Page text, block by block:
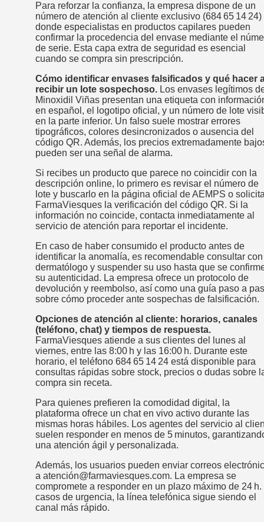
Para reforzar la confianza, la empresa dispone de un
número de atención al cliente exclusivo (684 65 14 24)
donde especialistas en productos capilares pueden
confirmar la procedencia del envase mediante el
de serie. Esta capa extra de seguridad es esencial
cuando se compra sin prescripción.
Cómo identificar envases falsificados y qué hacer
recibir un lote sospechoso. Los envases legítimos
Minoxidil Viñas presentan una etiqueta con
en español, el logotipo oficial, y un número de lote
en la parte inferior. Un falso suele mostrar errores
tipográficos, colores desincronizados o ausencia del
código QR. Además, los precios extremadamente
pueden ser una señal de alarma.
Si recibes un producto que parece no coincidir con la
descripción online, lo primero es revisar el número de
lote y buscarlo en la página oficial de AEMPS o
FarmaViesques la verificación del código QR. Si la
información no coincide, contacta inmediatamente al
servicio de atención para reportar el incidente.
En caso de haber consumido el producto antes de
identificar la anomalía, es recomendable consultar
dermatólogo y suspender su uso hasta que se
su autenticidad. La empresa ofrece un protocolo de
devolución y reembolso, así como una guía paso a
sobre cómo proceder ante sospechas de falsificación.
Opciones de atención al cliente: horarios, canales
(teléfono, chat) y tiempos de respuesta.
FarmaViesques atiende a sus clientes del lunes al
viernes, entre las 8:00 h y las 16:00 h. Durante este
horario, el teléfono 684 65 14 24 está disponible para
consultas rápidas sobre stock, precios o dudas sobre
compra sin receta.
Para quienes prefieren la comodidad digital, la
plataforma ofrece un chat en vivo activo durante las
mismas horas hábiles. Los agentes del servicio al
suelen responder en menos de 5 minutos,
una atención ágil y personalizada.
Además, los usuarios pueden enviar correos
a atención@farmaviesques.com. La empresa se
compromete a responder en un plazo máximo de 24 h.
casos de urgencia, la línea telefónica sigue siendo el
canal más rápido.